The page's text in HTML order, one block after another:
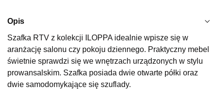
SALON MEBLOWY KUBUŚ
Salon meblowy
UL.RZEMIEŚLNICZA 6
66-470 KOSTRZYN NAD ODRĄ
Opis
Szafka RTV z kolekcji ILOPPA idealnie wpisze się w
aranżację salonu czy pokoju dziennego. Praktyczny mebel
świetnie sprawdzi się we wnętrzach urządzonych w stylu
prowansalskim. Szafka posiada dwie otwarte półki oraz
dwie samodomykające się szuflady.